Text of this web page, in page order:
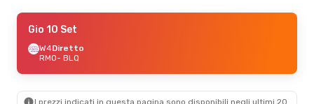
Gio 10 Set
W4Diretto
RMO- BLQ
I prezzi indicati in questa pagina sono disponibili negli ultimi 20